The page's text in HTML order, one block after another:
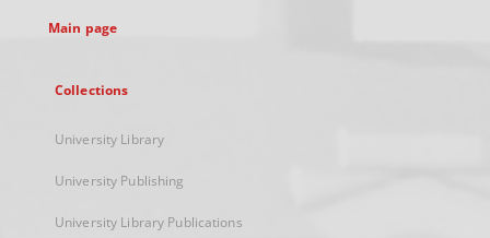
Main page
Collections
University Library
University Publishing
University Library Publications